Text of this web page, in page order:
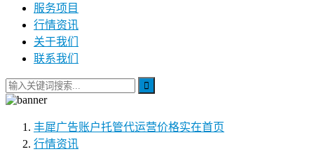
服务项目
行情资讯
关于我们
联系我们
丰犀广告账户托管代运营价格实在首页
行情资讯